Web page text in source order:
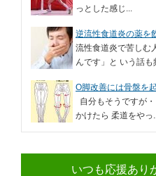
っとした感じ...
逆流性食道炎の薬を
流性食道炎で苦しむ
んです」と いう話も
O脚改善には骨盤を
自分もそうですが
かけたら 柔道をやっ...
いつも応援あり